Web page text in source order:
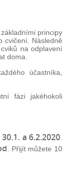
principy
cvičení. Následně
na odplavení
doma.
účastníka,
fázi jakéhokoli
30.1. a 6.2.2020
. Přijít můžete 10